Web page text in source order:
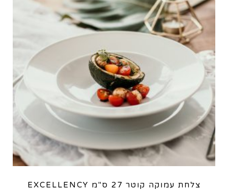
צלחת עמוקה קוטר 27 ס"מ EXCELLENCY